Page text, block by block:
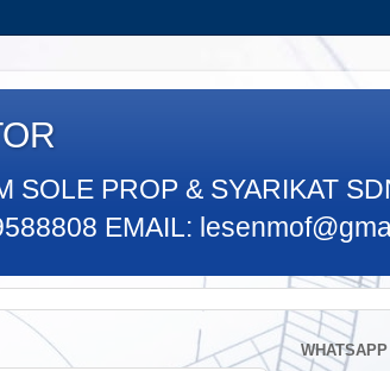
SOLE PROP & SYARIKAT
EMAIL:
WHATSAPP